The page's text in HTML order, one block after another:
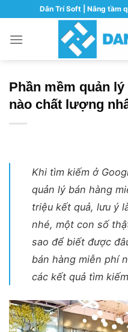
content
Dân Trí Soft | Nâng tầm
Phần mềm quản
nào chất lượng
Khi tìm kiếm ở
quản lý bán hàng
triệu kết quả, lưu ý
nhé, một con số
sao để biết được
bán hàng miễn phí
các kết quả tìm